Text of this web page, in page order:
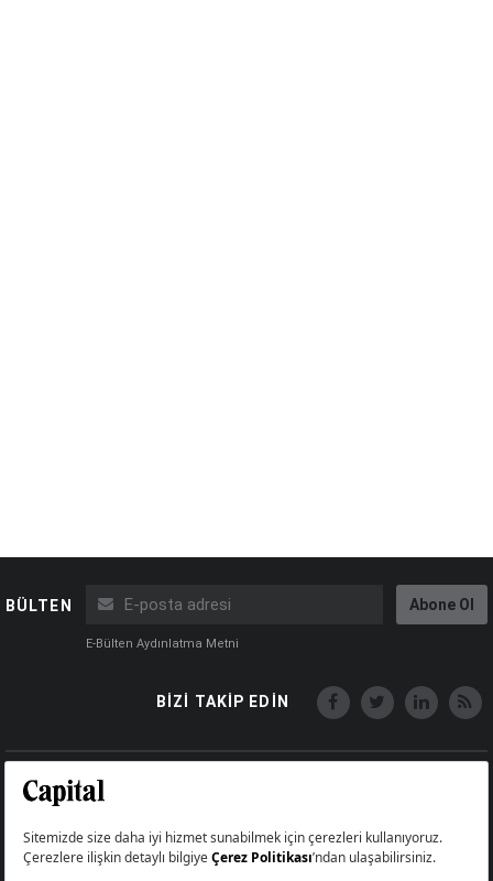
BÜLTEN Abone Ol
E-Bülten Aydınlatma Metni
BİZİ TAKİP EDİN
Big Medya Teknoloji A.Ş.
Üsküdar İstanbul Turkey